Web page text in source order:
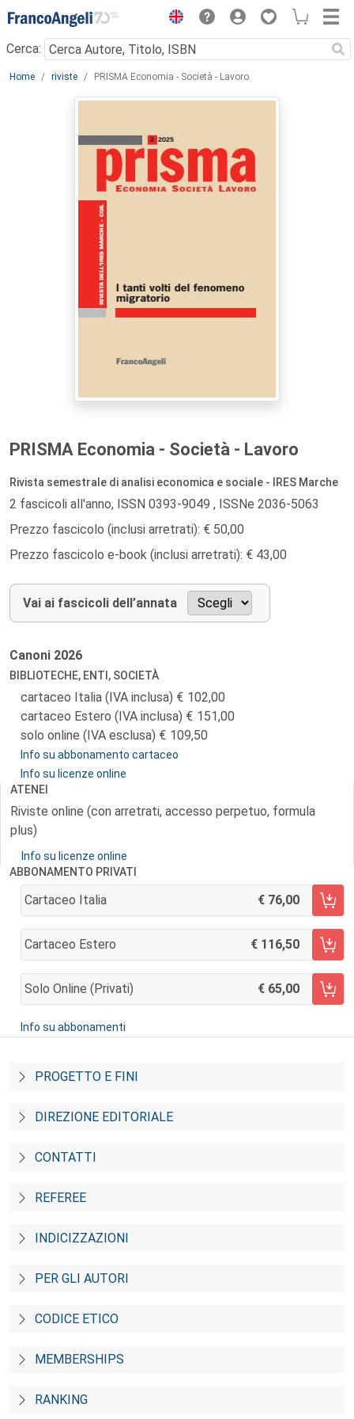
Menu
Cerca:
Main content
Home riviste PRISMA Economia - Società - Lavoro
PRISMA Economia - Società - Lavoro
Rivista semestrale di analisi economica e sociale - IRES Marche
2 fascicoli all'anno, ISSN 0393-9049 , ISSNe 2036-5063
Prezzo fascicolo (inclusi arretrati): € 50,00
Prezzo fascicolo e-book (inclusi arretrati): € 43,00
Vai ai fascicoli dell’annata
Canoni 2026
BIBLIOTECHE, ENTI, SOCIETÀ
cartaceo Italia (IVA inclusa)
102,00
cartaceo Estero (IVA inclusa)
151,00
solo online (IVA esclusa)
109,50
Info su abbonamento cartaceo
Info su licenze online
ATENEI
Riviste online (con arretrati, accesso perpetuo, formula
plus)
Info su licenze online
ABBONAMENTO PRIVATI
Cartaceo Italia 76,00
AGGIUNGI AL CARRELLO
Cartaceo Estero 116,50
AGGIUNGI AL CARRELLO
Solo Online (privati) 65,00
AGGIUNGI AL CARRELLO
Info su abbonamenti
PROGETTO E FINI
DIREZIONE EDITORIALE
CONTATTI
REFEREE
INDICIZZAZIONI
PER GLI AUTORI
CODICE ETICO
MEMBERSHIPS
RANKING